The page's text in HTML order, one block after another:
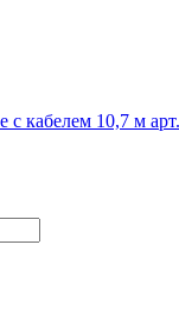
с кабелем 10,7 м